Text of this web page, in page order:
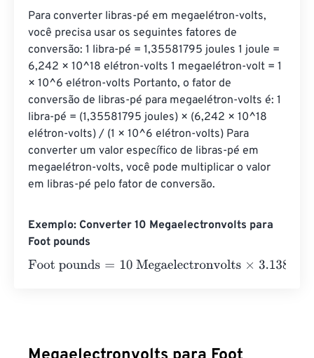
Para converter libras-pé em megaelétron-volts,
você precisa usar os seguintes fatores de
conversão: 1 libra-pé = 1,35581795 joules 1 joule =
6,242 × 10^18 elétron-volts 1 megaelétron-volt = 1
× 10^6 elétron-volts Portanto, o fator de
conversão de libras-pé para megaelétron-volts é: 1
libra-pé = (1,35581795 joules) × (6,242 × 10^18
elétron-volts) / (1 × 10^6 elétron-volts) Para
converter um valor específico de libras-pé em
megaelétron-volts, você pode multiplicar o valor
em libras-pé pelo fator de conversão.
Exemplo: Converter 10 Megaelectronvolts para
Foot pounds
Foot pounds=10 Megaelectronvolts×